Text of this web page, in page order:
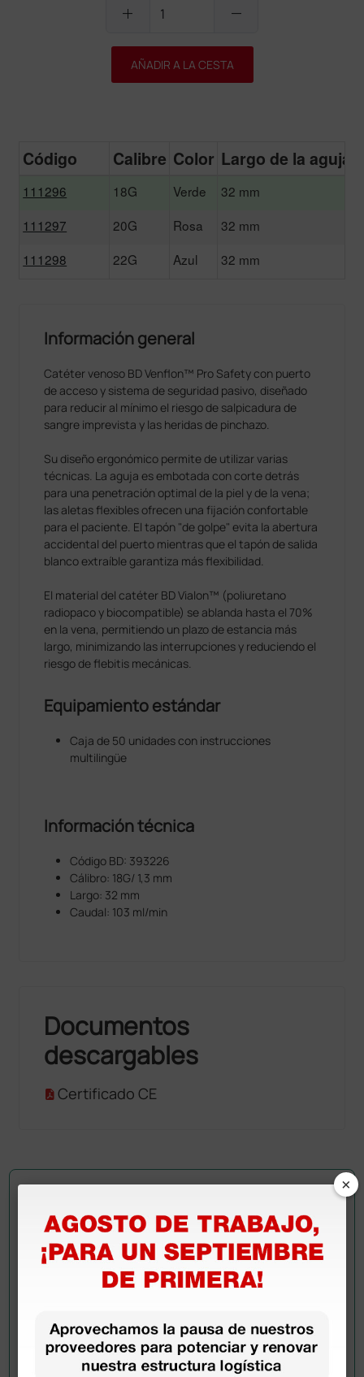
add remove
AÑADIR A LA CESTA
Código Calibre Color Largo de la aguja
111296 18G Verde 32 mm
111297 20G Rosa 32 mm
111298 22G Azul 32 mm
Información general
Catéter venoso BD Venflon™ Pro Safety con puerto
de acceso y sistema de seguridad pasivo, diseñado
para reducir al mínimo el riesgo de salpicadura de
sangre imprevista y las heridas de pinchazo.
Su diseño ergonómico permite de utilizar varias
técnicas. La aguja es embotada con corte detrás
para una penetración optimal de la piel y de la vena;
las aletas flexibles ofrecen una fijación confortable
para el paciente. El tapón "de golpe" evita la abertura
accidental del puerto mientras que el tapón de salida
blanco extraíble garantiza más flexibilidad.
El material del catéter BD Vialon™ (poliuretano
radiopaco y biocompatible) se ablanda hasta el 70%
en la vena, permitiendo un plazo de estancia más
largo, minimizando las interrupciones y reduciendo el
riesgo de flebitis mecánicas.
Equipamiento estándar
Caja de 50 unidades con instrucciones
multilingüe
Información técnica
Código BD: 393226
Cálibro: 18G/ 1,3 mm
Largo: 32 mm
Caudal: 103 ml/min
Documentos
descargables
Certificado CE
¿Todavía tienes alguna duda? ¿Necesitas más
información?
×